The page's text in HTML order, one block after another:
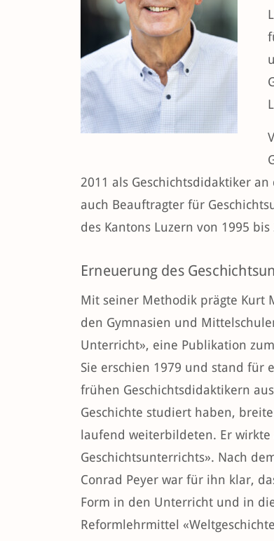
2011 als Geschichtsdidaktiker
auch Beauftragter für
des Kantons Luzern von 1995
Erneuerung des
Mit seiner Methodik prägte Kurt
den Gymnasien und
Unterricht», eine Publikation
Sie erschien 1979 und stand für
frühen Geschichtsdidaktikern
Geschichte studiert haben,
laufend weiterbildeten. Er wirkte
Geschichtsunterrichts». Nach
Conrad Peyer war für ihn klar,
Form in den Unterricht und in
Reformlehrmittel